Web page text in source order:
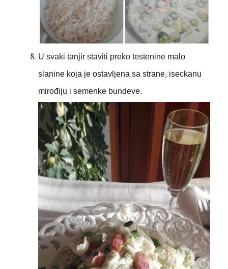
U svaki tanjir staviti preko testenine malo
slanine koja je ostavljena sa strane, iseckanu
mirođiju i semenke bundeve.